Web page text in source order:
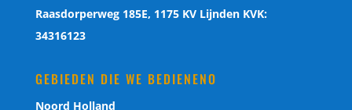
Raasdorperweg 185E, 1175 KV Lijnden KVK:
34316123
GEBIEDEN DIE WE BEDIENENO
Noord Holland